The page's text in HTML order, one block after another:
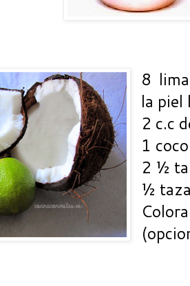
8
la piel
2 c.c
1
2 ½
½